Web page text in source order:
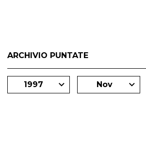
ARCHIVIO PUNTATE
1997 Nov